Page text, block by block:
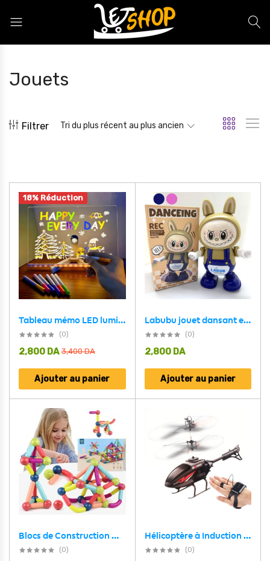
Jouets
Filtrer Tri du plus récent au plus ancien
18% Réduction
Tableau mémo LED lumineux avec stylo 7 couleurs et support – لوحة كتابة مضيئة للأطفال
(0)
3,400DA
2,800 DA
Ajouter au panier
Labubu jouet dansant et chantant avec projecteur sonore et lumineux
(0)
2,800 DA
Ajouter au panier
Blocs de Construction Magnétiques 42 pièces pour Enfants – لعبة تركيب القطع المغناطسية للأطفال
(0)
Hélicoptère à Induction Télécommandé Rechargeable USB – لعبة هيليكوبتر مع يد تحكم
(0)